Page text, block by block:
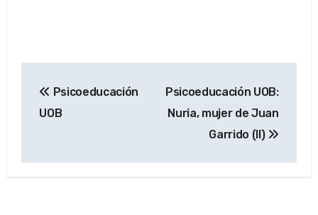
de
Psicoeducación
UOB
Psicoeducación UOB:
Nuria, mujer de Juan
Garrido (II)